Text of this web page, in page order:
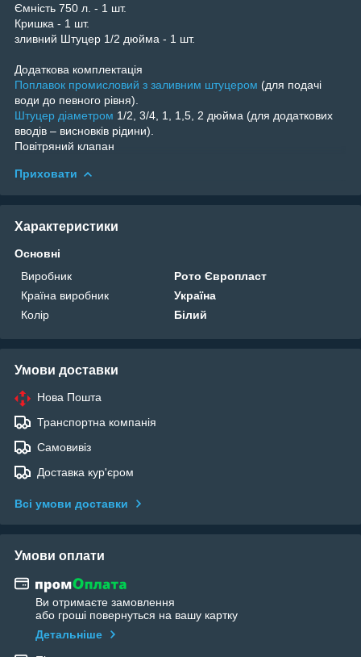
Ємність 750 л. - 1 шт.
Кришка - 1 шт.
зливний Штуцер 1/2 дюйма - 1 шт.
Додаткова комплектація
Поплавок промисловий з заливним штуцером (для подачі
води до певного рівня).
Штуцер діаметром 1/2, 3/4, 1, 1,5, 2 дюйма (для додаткових
вводів – висновків рідини).
Повітряний клапан
Приховати
Характеристики
Основні
Виробник
Рото Європласт
Країна виробник
Україна
Колір
Білий
Умови доставки
Нова Пошта
Транспортна компанія
Самовивіз
Доставка кур'єром
Всі умови доставки
Умови оплати
Ви отримаєте замовлення
або гроші повернуться на вашу картку
Детальніше